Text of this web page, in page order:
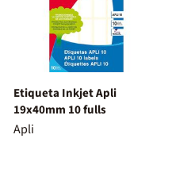
Etiqueta Inkjet Apli
19x40mm 10 fulls
Apli